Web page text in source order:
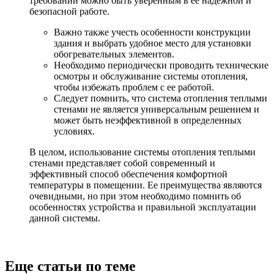
безопасной работе.
Важно также учесть особенности конструкции
здания и выбрать удобное место для установки
обогревательных элементов.
Необходимо периодически проводить технические
осмотры и обслуживание системы отопления,
чтобы избежать проблем с ее работой.
Следует помнить, что система отопления теплыми
стенами не является универсальным решением и
может быть неэффективной в определенных
условиях.
В целом, использование системы отопления теплыми
стенами представляет собой современный и
эффективный способ обеспечения комфортной
температуры в помещении. Ее преимущества являются
очевидными, но при этом необходимо помнить об
особенностях устройства и правильной эксплуатации
данной системы.
Еще статьи по теме